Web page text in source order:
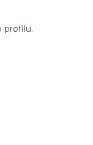
profilu.